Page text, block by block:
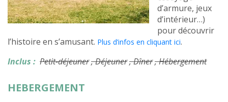
d’armure, jeux
d’intérieur…)
pour découvrir
l’histoire en s’amusant. Plus d’infos en cliquant ici.
Inclus : Petit-déjeuner, Déjeuner, Dîner, Hébergement
HEBERGEMENT